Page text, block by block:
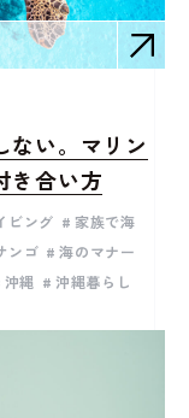
ない。マリン
き合い方
ビング
家族で海
ンゴ
海のマナー
沖縄 沖縄暮らし